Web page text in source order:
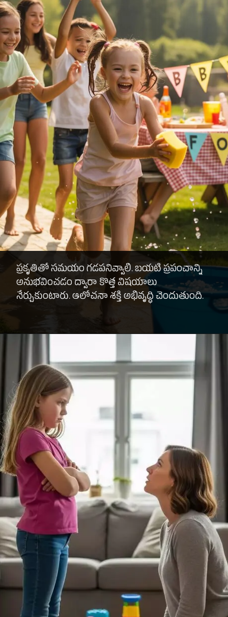
ప్రకృతితో సమయం గడపనివ్వాలి. బయటి ప్రపంచాన్ని
అనుభవించడం ద్వారా కొత్త విషయాలు
నేర్చుకుంటారు. ఆలోచనా శక్తి అభివృద్ధి చెందుతుంది.